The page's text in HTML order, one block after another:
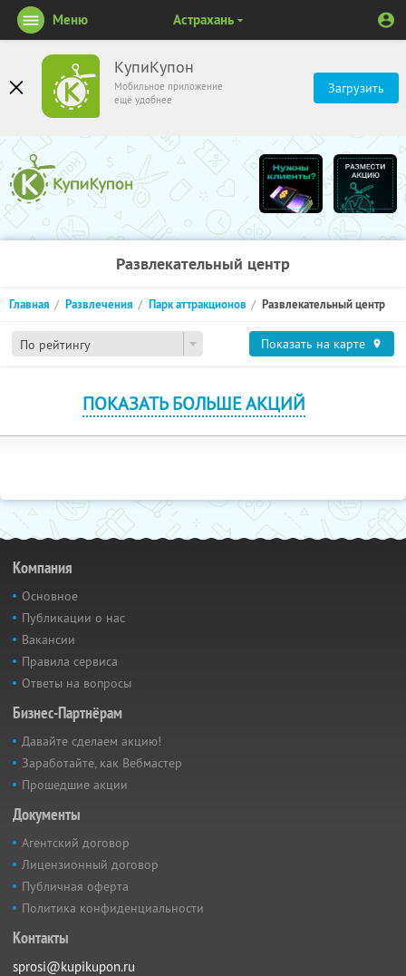
КупиКупон
Мобильное приложение
ещё удобнее
Загрузить
Меню Астрахань
Развлекательный центр
По рейтингу
Главная Развлечения Парк аттракционов Развлекательный центр
Показать на карте
ПОКАЗАТЬ БОЛЬШЕ АКЦИЙ
Компания
Основное
Публикации о нас
Вакансии
Правила сервиса
Ответы на вопросы
Бизнес-Партнёрам
Давайте сделаем акцию!
Заработайте, как Вебмастер
Прошедшие акции
Документы
Агентский договор
Лицензионный договор
Публичная оферта
Политика конфиденциальности
Контакты
sprosi@kupikupon.ru